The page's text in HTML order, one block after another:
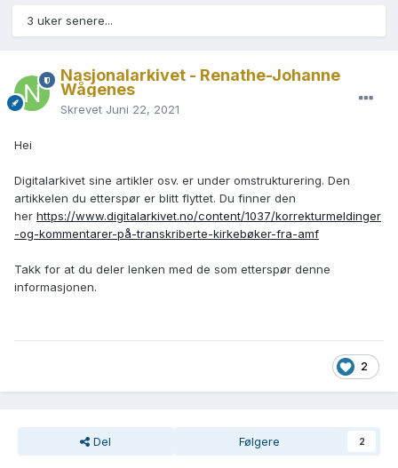
3 uker senere...
Nasjonalarkivet - Renathe-Johanne
Wågenes
Skrevet Juni 22, 2021
Hei
Digitalarkivet sine artikler osv. er under omstrukturering. Den
artikkelen du etterspør er blitt flyttet. Du finner den
her https://www.digitalarkivet.no/content/1037/korrekturmeldinger
-og-kommentarer-på-transkriberte-kirkebøker-fra-amf
Takk for at du deler lenken med de som etterspør denne
informasjonen.
2
Del Følgere 2